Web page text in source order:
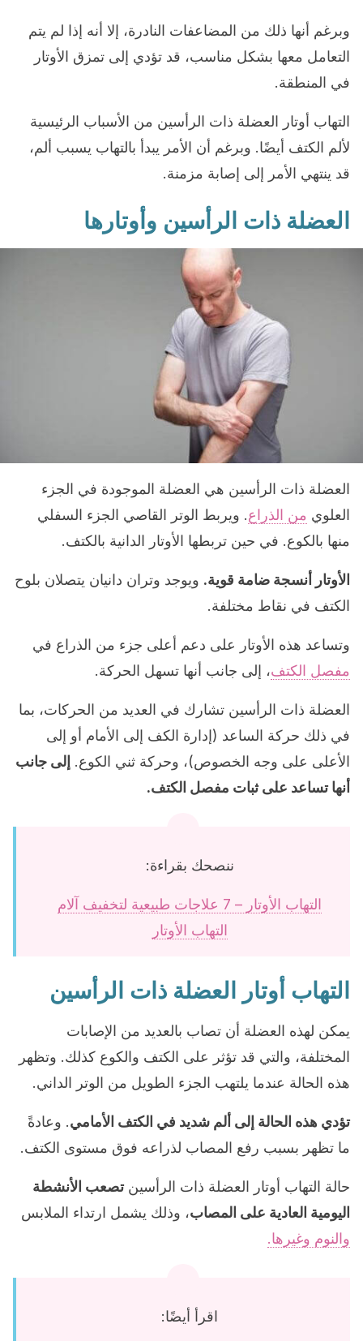
وبرغم أنها ذلك من المضاعفات النادرة، إلا أنه إذا لم يتم
التعامل معها بشكل مناسب، قد تؤدي إلى تمزق الأوتار
في المنطقة.
التهاب أوتار العضلة ذات الرأسين من الأسباب الرئيسية
لألم الكتف أيضًا. وبرغم أن الأمر يبدأ بالتهاب يسبب ألم،
قد ينتهي الأمر إلى إصابة مزمنة.
العضلة ذات الرأسين وأوتارها
العضلة ذات الرأسين هي العضلة الموجودة في الجزء
العلوي من الذراع. ويربط الوتر القاصي الجزء السفلي
منها بالكوع. في حين تربطها الأوتار الدانية بالكتف.
الأوتار أنسجة ضامة قوية. ويوجد وتران دانيان يتصلان بلوح
الكتف في نقاط مختلفة.
وتساعد هذه الأوتار على دعم أعلى جزء من الذراع في
مفصل الكتف، إلى جانب أنها تسهل الحركة.
العضلة ذات الرأسين تشارك في العديد من الحركات، بما
في ذلك حركة الساعد (إدارة الكف إلى الأمام أو إلى
الأعلى على وجه الخصوص)، وحركة ثني الكوع. إلى جانب
أنها تساعد على ثبات مفصل الكتف.
ننصحك بقراءة:
التهاب الأوتار – 7 علاجات طبيعية لتخفيف آلام
التهاب الأوتار
التهاب أوتار العضلة ذات الرأسين
يمكن لهذه العضلة أن تصاب بالعديد من الإصابات
المختلفة، والتي قد تؤثر على الكتف والكوع كذلك. وتظهر
هذه الحالة عندما يلتهب الجزء الطويل من الوتر الداني.
تؤدي هذه الحالة إلى ألم شديد في الكتف الأمامي. وعادةً
ما تظهر بسبب رفع المصاب لذراعه فوق مستوى الكتف.
حالة التهاب أوتار العضلة ذات الرأسينتصعب الأنشطة
اليومية العادية على المصاب، وذلك يشمل ارتداء الملابس
والنوم وغيرها.
اقرأ أيضًا: